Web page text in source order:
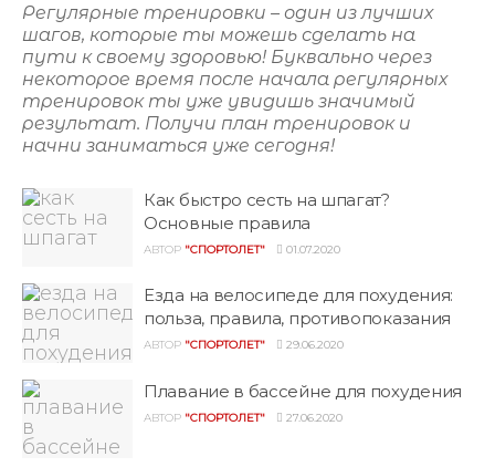
Регулярные тренировки – один из лучших
шагов, которые ты можешь сделать на
пути к своему здоровью! Буквально через
некоторое время после начала регулярных
тренировок ты уже увидишь значимый
результат. Получи план тренировок и
начни заниматься уже сегодня!
Как быстро сесть на шпагат?
Основные правила
АВТОР "СПОРТОЛЕТ" 01.07.2020
Езда на велосипеде для похудения:
польза, правила, противопоказания
АВТОР "СПОРТОЛЕТ" 29.06.2020
Плавание в бассейне для похудения
АВТОР "СПОРТОЛЕТ" 27.06.2020